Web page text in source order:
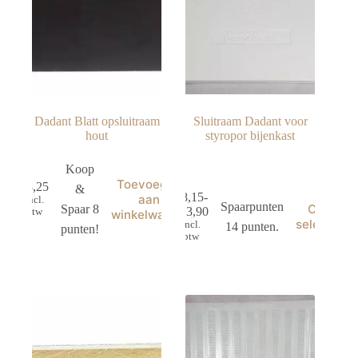
Dadant Blatt opsluitraam
hout
8,25
incl.
btw
Koop
&
Spaar 8
punten!
Toevoegen
aan
winkelwagen
Sluitraam Dadant voor
styropor bijenkast
8,15-
13,90
Prijsklasse:
€8,15
incl.
btw
Spaarpunten
14 punten.
Opties
selecteren
Dit
product
heeft
kan
gekozen
worden